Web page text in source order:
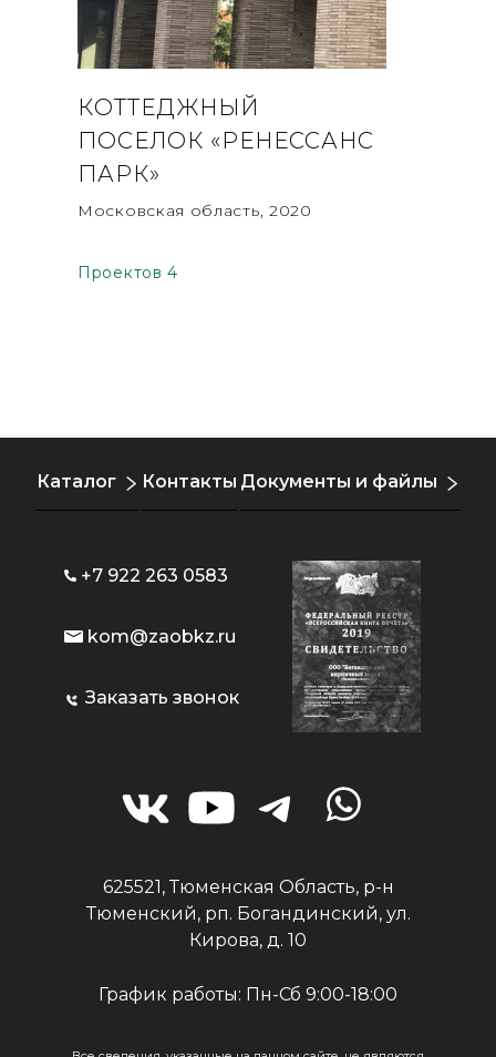
КОТТЕДЖНЫЙ
ПОСЕЛОК «РЕНЕССАНС
ПАРК»
Московская область, 2020
Проектов 4
Каталог Контакты Документы и файлы
+7 922 263 0583
kom@zaobkz.ru
Заказать звонок
625521, Тюменская Область, р-н
Тюменский, рп. Богандинский, ул.
Кирова, д. 10
График работы: Пн-Сб 9:00-18:00